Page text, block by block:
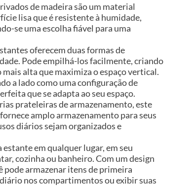
de madeira são um material
lisa que é resistente à humidade,
se uma escolha fiável para uma
oferecem duas formas de
Pode empilhá-los facilmente, criando
alta que maximiza o espaço vertical.
a lado como uma configuração de
que se adapta ao seu espaço.
prateleiras de armazenamento, este
amplo armazenamento para seus
diários sejam organizados e
em qualquer lugar, em seu
cozinha ou banheiro. Com um design
armazenar itens de primeira
nos compartimentos ou exibir suas